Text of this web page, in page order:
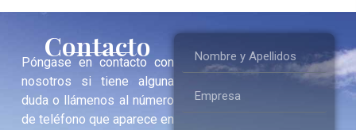
Contacto
Póngase en contacto con
nosotros si tiene alguna
duda o llámenos al número
de teléfono que aparece en